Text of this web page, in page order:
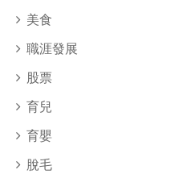
美食
職涯發展
股票
育兒
育嬰
脫毛